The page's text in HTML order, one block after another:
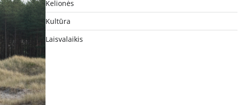
Kelionės
Kultūra
Laisvalaikis